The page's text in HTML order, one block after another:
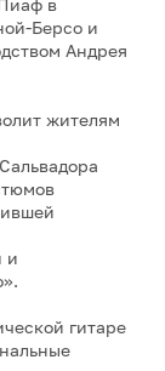
Берсо и
Андрея
жителям
и
гитаре